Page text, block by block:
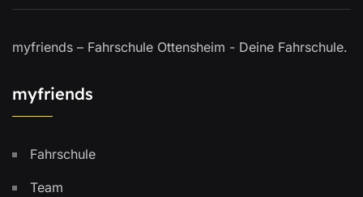
myfriends – Fahrschule Ottensheim - Deine Fahrschule.
myfriends
Fahrschule
Team